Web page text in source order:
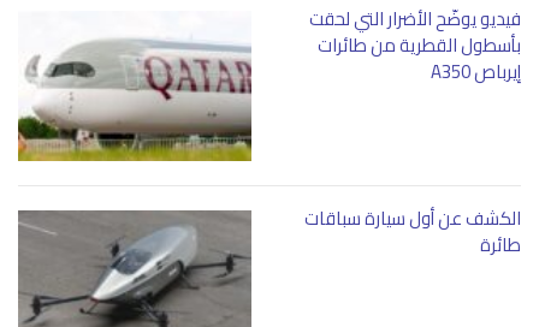
فيديو يوضّح الأضرار التي لحقت
بأسطول القطرية من طائرات
إيرباص A350
الكشف عن أول سيارة سباقات
طائرة